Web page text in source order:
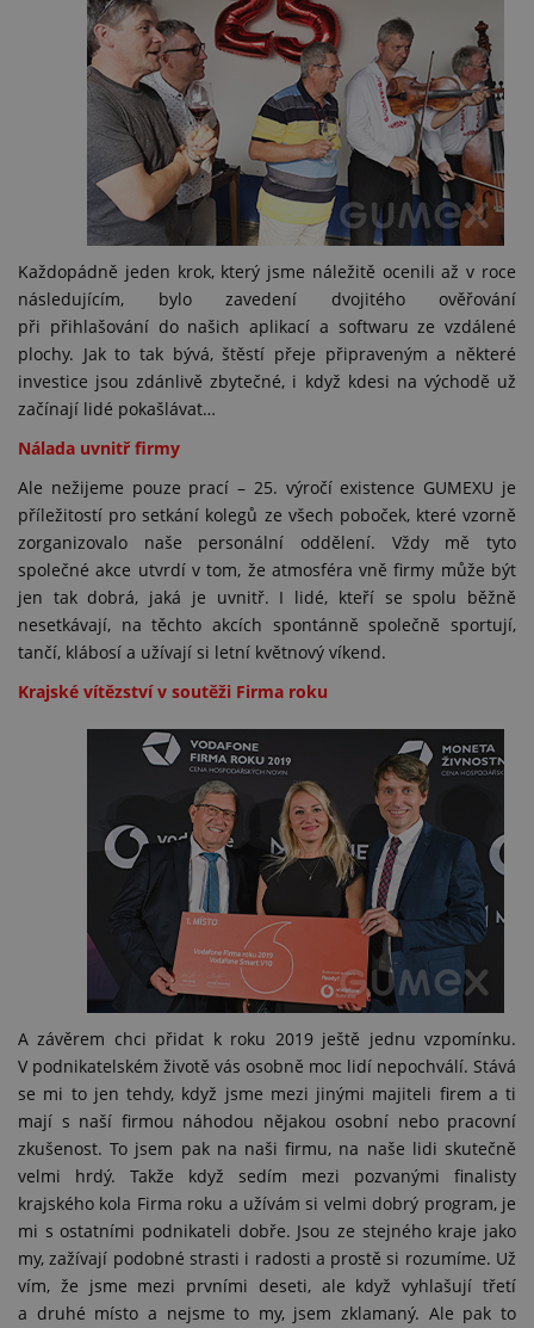
Každopádně jeden krok, který jsme náležitě ocenili až v roce
následujícím, bylo zavedení dvojitého ověřování
při přihlašování do našich aplikací a softwaru ze vzdálené
plochy. Jak to tak bývá, štěstí přeje připraveným a některé
investice jsou zdánlivě zbytečné, i když kdesi na východě už
začínají lidé pokašlávat…
Nálada uvnitř firmy
Ale nežijeme pouze prací – 25. výročí existence GUMEXU je
příležitostí pro setkání kolegů ze všech poboček, které vzorně
zorganizovalo naše personální oddělení. Vždy mě tyto
společné akce utvrdí v tom, že atmosféra vně firmy může být
jen tak dobrá, jaká je uvnitř. I lidé, kteří se spolu běžně
nesetkávají, na těchto akcích spontánně společně sportují,
tančí, klábosí a užívají si letní květnový víkend.
Krajské vítězství v soutěži Firma roku
A závěrem chci přidat k roku 2019 ještě jednu vzpomínku.
V podnikatelském životě vás osobně moc lidí nepochválí. Stává
se mi to jen tehdy, když jsme mezi jinými majiteli firem a ti
mají s naší firmou náhodou nějakou osobní nebo pracovní
zkušenost. To jsem pak na naši firmu, na naše lidi skutečně
velmi hrdý. Takže když sedím mezi pozvanými finalisty
krajského kola Firma roku a užívám si velmi dobrý program, je
mi s ostatními podnikateli dobře. Jsou ze stejného kraje jako
my, zažívají podobné strasti i radosti a prostě si rozumíme. Už
vím, že jsme mezi prvními deseti, ale když vyhlašují třetí
a druhé místo a nejsme to my, jsem zklamaný. Ale pak to